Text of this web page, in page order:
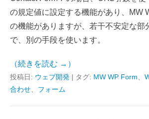
の規定値に設定する機能があり、MW
の機能がありますが、若干不安定な部
で、別の手段を使います。
（続きを読む →）
投稿日: ウェブ開発 | タグ: MW WP Form
合わせ
フォーム